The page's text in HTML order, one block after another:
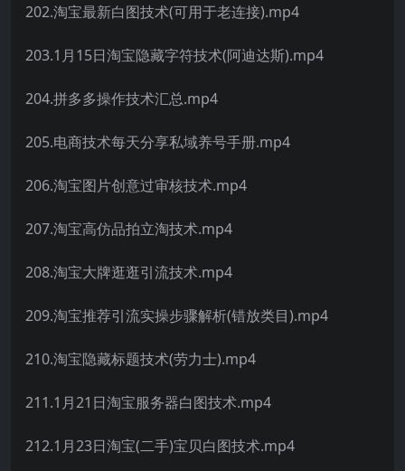
202.淘宝最新白图技术(可用于老连接).mp4
203.1月15日淘宝隐藏字符技术(阿迪达斯).mp4
204.拼多多操作技术汇总.mp4
205.电商技术每天分享私域养号手册.mp4
206.淘宝图片创意过审核技术.mp4
207.淘宝高仿品拍立淘技术.mp4
208.淘宝大牌逛逛引流技术.mp4
209.淘宝推荐引流实操步骤解析(错放类目).mp4
210.淘宝隐藏标题技术(劳力士).mp4
211.1月21日淘宝服务器白图技术.mp4
212.1月23日淘宝(二手)宝贝白图技术.mp4